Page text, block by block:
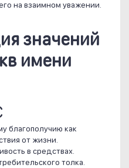
на взаимном уважении.
значений
имени
благополучию как
от жизни.
в средствах.
толка.